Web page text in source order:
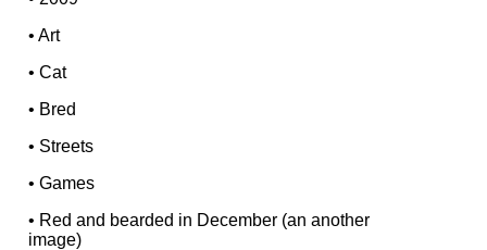
•Art
•Cat
• Bred
• Streets
•Games
• Red and bearded in December (an another
image)